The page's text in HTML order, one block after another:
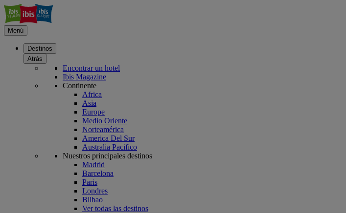
Menú
Destinos
Atrás
Encontrar un hotel
Ibis Magazine
Continente
Africa
Asia
Europe
Medio Oriente
Norteamérica
America Del Sur
Australia Pacifico
Nuestros principales destinos
Madrid
Barcelona
Paris
Londres
Bilbao
Ver todas las destinos